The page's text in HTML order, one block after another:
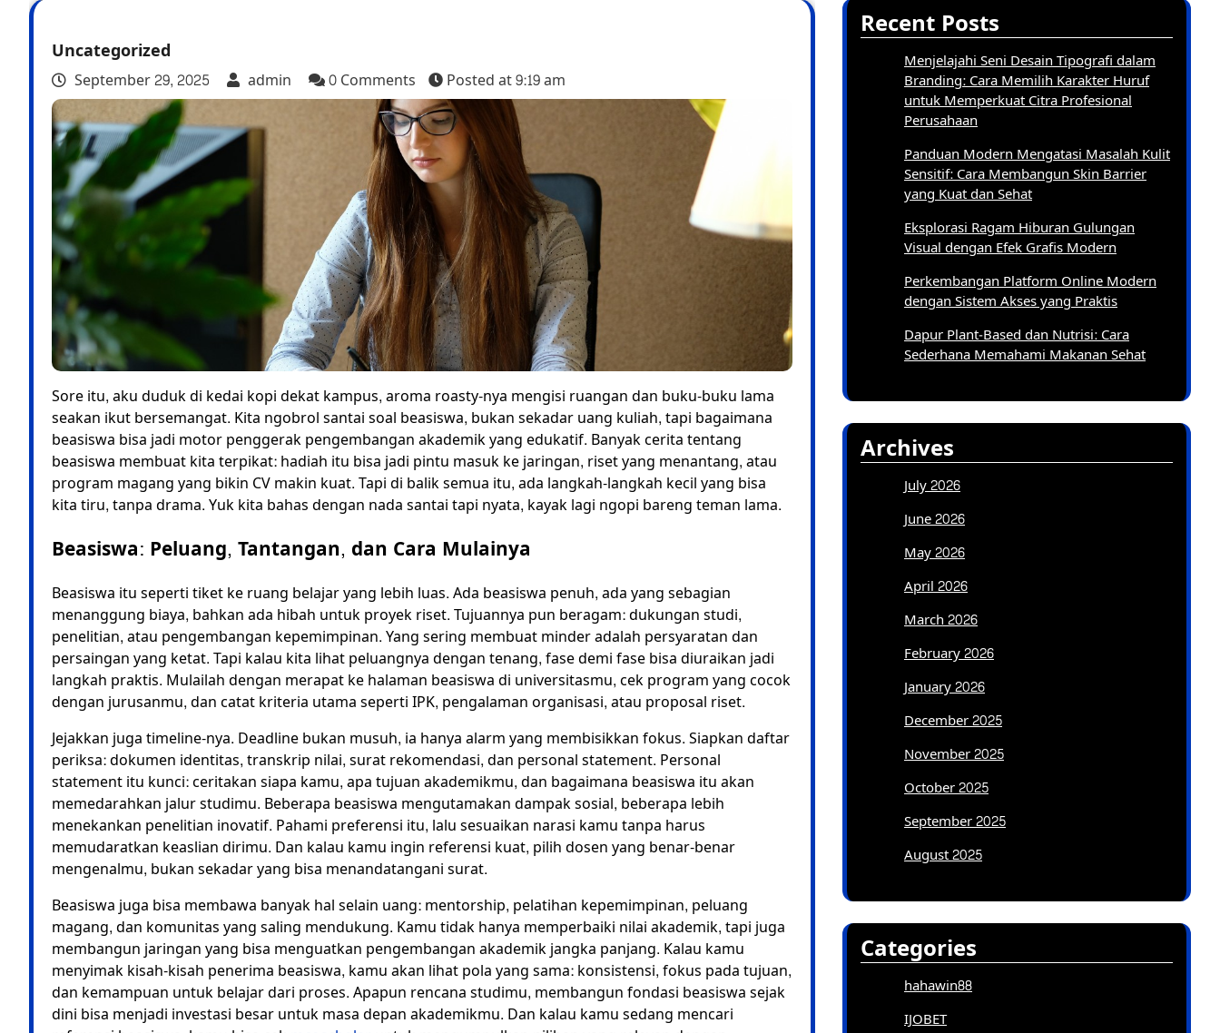
Uncategorized
September 29, 2025 admin 0 Comments Posted at9:19 am
Sore itu, aku duduk di kedai kopi dekat kampus, aroma roasty-nya mengisi ruangan dan buku-buku lama
seakan ikut bersemangat. Kita ngobrol santai soal beasiswa, bukan sekadar uang kuliah, tapi bagaimana
beasiswa bisa jadi motor penggerak pengembangan akademik yang edukatif. Banyak cerita tentang
beasiswa membuat kita terpikat: hadiah itu bisa jadi pintu masuk ke jaringan, riset yang menantang, atau
program magang yang bikin CV makin kuat. Tapi di balik semua itu, ada langkah-langkah kecil yang bisa
kita tiru, tanpa drama. Yuk kita bahas dengan nada santai tapi nyata, kayak lagi ngopi bareng teman lama.
Beasiswa: Peluang, Tantangan, dan Cara Mulainya
Beasiswa itu seperti tiket ke ruang belajar yang lebih luas. Ada beasiswa penuh, ada yang sebagian
menanggung biaya, bahkan ada hibah untuk proyek riset. Tujuannya pun beragam: dukungan studi,
penelitian, atau pengembangan kepemimpinan. Yang sering membuat minder adalah persyaratan dan
persaingan yang ketat. Tapi kalau kita lihat peluangnya dengan tenang, fase demi fase bisa diuraikan jadi
langkah praktis. Mulailah dengan merapat ke halaman beasiswa di universitasmu, cek program yang cocok
dengan jurusanmu, dan catat kriteria utama seperti IPK, pengalaman organisasi, atau proposal riset.
Jejakkan juga timeline-nya. Deadline bukan musuh, ia hanya alarm yang membisikkan fokus. Siapkan daftar
periksa: dokumen identitas, transkrip nilai, surat rekomendasi, dan personal statement. Personal
statement itu kunci: ceritakan siapa kamu, apa tujuan akademikmu, dan bagaimana beasiswa itu akan
memedarahkan jalur studimu. Beberapa beasiswa mengutamakan dampak sosial, beberapa lebih
menekankan penelitian inovatif. Pahami preferensi itu, lalu sesuaikan narasi kamu tanpa harus
memudaratkan keaslian dirimu. Dan kalau kamu ingin referensi kuat, pilih dosen yang benar-benar
mengenalmu, bukan sekadar yang bisa menandatangani surat.
Beasiswa juga bisa membawa banyak hal selain uang: mentorship, pelatihan kepemimpinan, peluang
magang, dan komunitas yang saling mendukung. Kamu tidak hanya memperbaiki nilai akademik, tapi juga
membangun jaringan yang bisa menguatkan pengembangan akademik jangka panjang. Kalau kamu
menyimak kisah-kisah penerima beasiswa, kamu akan lihat pola yang sama: konsistensi, fokus pada tujuan,
dan kemampuan untuk belajar dari proses. Apapun rencana studimu, membangun fondasi beasiswa sejak
dini bisa menjadi investasi besar untuk masa depan akademikmu. Dan kalau kamu sedang mencari
Recent Posts
Menjelajahi Seni Desain Tipografi dalam
Branding: Cara Memilih Karakter Huruf
untuk Memperkuat Citra Profesional
Perusahaan
Panduan Modern Mengatasi Masalah Kulit
Sensitif: Cara Membangun Skin Barrier
yang Kuat dan Sehat
Eksplorasi Ragam Hiburan Gulungan
Visual dengan Efek Grafis Modern
Perkembangan Platform Online Modern
dengan Sistem Akses yang Praktis
Dapur Plant-Based dan Nutrisi: Cara
Sederhana Memahami Makanan Sehat
Archives
July 2026
June 2026
May 2026
April 2026
March 2026
February 2026
January 2026
December 2025
November 2025
October 2025
September 2025
August 2025
Categories
hahawin88
IJOBET